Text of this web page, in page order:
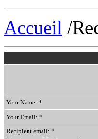
Accueil /
Your Name: *
Your Email: *
Recipient email: *